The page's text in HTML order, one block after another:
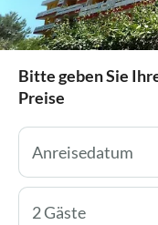
Bitte geben Sie
Preise
2 Gäste